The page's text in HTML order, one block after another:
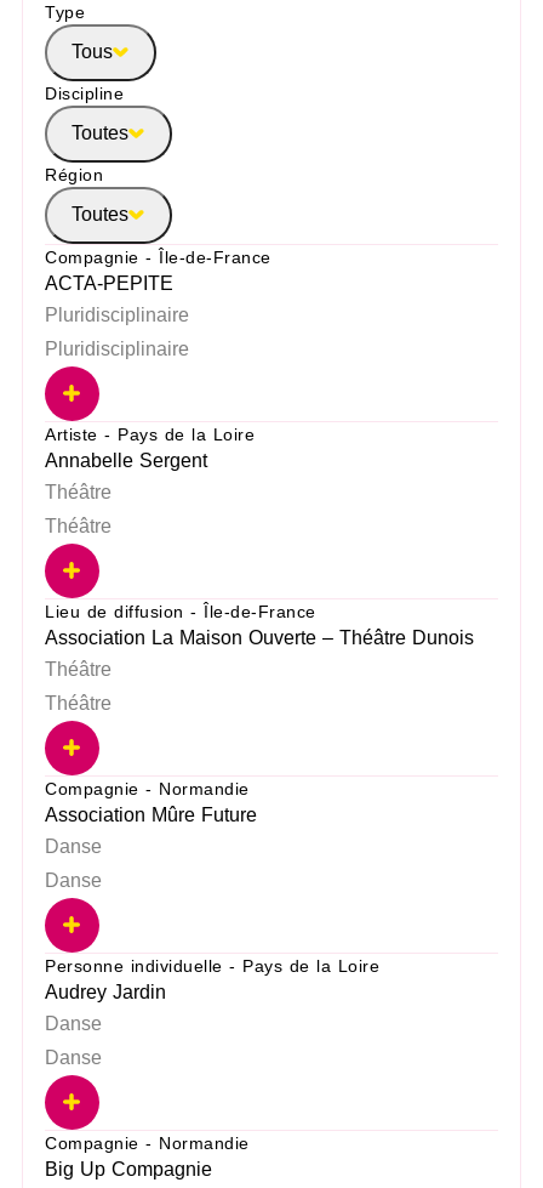
Type
Tous
Discipline
Toutes
Région
Toutes
Compagnie - Île-de-France
ACTA-PEPITE
Pluridisciplinaire
Pluridisciplinaire
Artiste - Pays de la Loire
Annabelle Sergent
Théâtre
Théâtre
Lieu de diffusion - Île-de-France
Association La Maison Ouverte – Théâtre Dunois
Théâtre
Théâtre
Compagnie - Normandie
Association Mûre Future
Danse
Danse
Personne individuelle - Pays de la Loire
Audrey Jardin
Danse
Danse
Compagnie - Normandie
Big Up Compagnie